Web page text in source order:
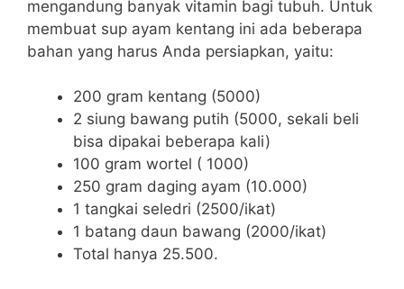
mengandung banyak vitamin bagi tubuh. Untuk
membuat sup ayam kentang ini ada beberapa
bahan yang harus Anda persiapkan, yaitu:
200 gram kentang (5000)
2 siung bawang putih (5000, sekali beli
bisa dipakai beberapa kali)
100 gram wortel ( 1000)
250 gram daging ayam (10.000)
1 tangkai seledri (2500/ikat)
1 batang daun bawang (2000/ikat)
Total hanya 25.500.